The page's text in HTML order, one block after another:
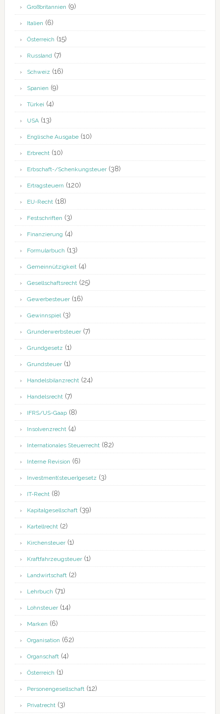
Großbritannien (9)
Italien (6)
Österreich (15)
Russland(7)
Schweiz (16)
Spanien (9)
Türkei (4)
USA(13)
Englische Ausgabe(10)
Erbrecht(10)
Erbschaft-/Schenkungsteuer(38)
Ertragsteuern (120)
EU-Recht(18)
Festschriften (3)
Finanzierung (4)
Formularbuch (13)
Gemeinnützigkeit(4)
Gesellschaftsrecht(25)
Gewerbesteuer(16)
Gewinnspiel(3)
Grunderwerbsteuer(7)
Grundgesetz (1)
Grundsteuer(1)
Handelsbilanzrecht(24)
Handelsrecht(7)
IFRS/US-Gaap(8)
Insolvenzrecht(4)
Internationales Steuerrecht(82)
Interne Revision (6)
Investment(steuer)gesetz (3)
IT-Recht(8)
Kapitalgesellschaft(39)
Kartellrecht(2)
Kirchensteuer(1)
Kraftfahrzeugsteuer(1)
Landwirtschaft(2)
Lehrbuch (71)
Lohnsteuer(14)
Marken (6)
Organisation (62)
Organschaft(4)
Österreich (1)
Personengesellschaft(12)
Privatrecht(3)